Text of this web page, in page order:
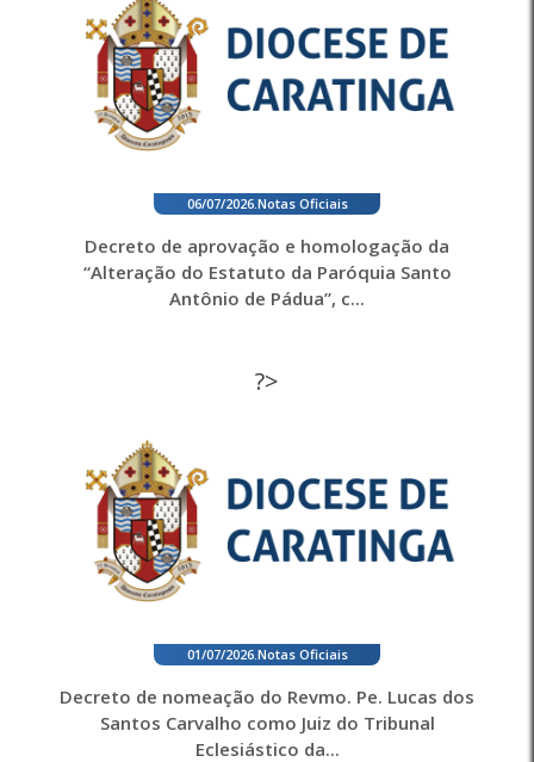
06/07/2026. Notas Oficiais
Decreto de aprovação e homologação da
“Alteração do Estatuto da Paróquia Santo
Antônio de Pádua”, c...
?>
01/07/2026. Notas Oficiais
Decreto de nomeação do Revmo. Pe. Lucas dos
Santos Carvalho como Juiz do Tribunal
Eclesiástico da...